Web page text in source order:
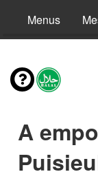
Menus
A